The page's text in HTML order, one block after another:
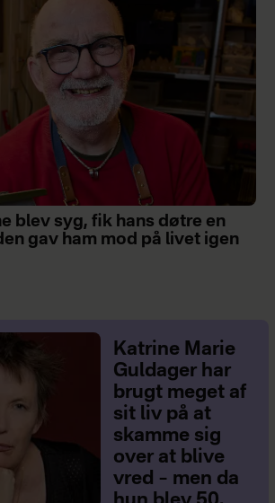
blev syg, fik hans døtre en
gav ham mod på livet igen
Katrine Marie
Guldager har
brugt meget af
sit liv på at
skamme sig
over at blive
vred – men da